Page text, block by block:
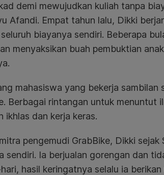
demi mewujudkan kuliah tanpa
Afandi. Empat tahun lalu, Dikki
biayanya sendiri. Beberapa
menyaksikan buah pembuktian
mahasiswa yang bekerja sambilan
Berbagai rintangan untuk menuntut
ikhlas dan kerja keras.
pengemudi GrabBike, Dikki
sendiri. Ia berjualan gorengan dan
hasil keringatnya selalu ia